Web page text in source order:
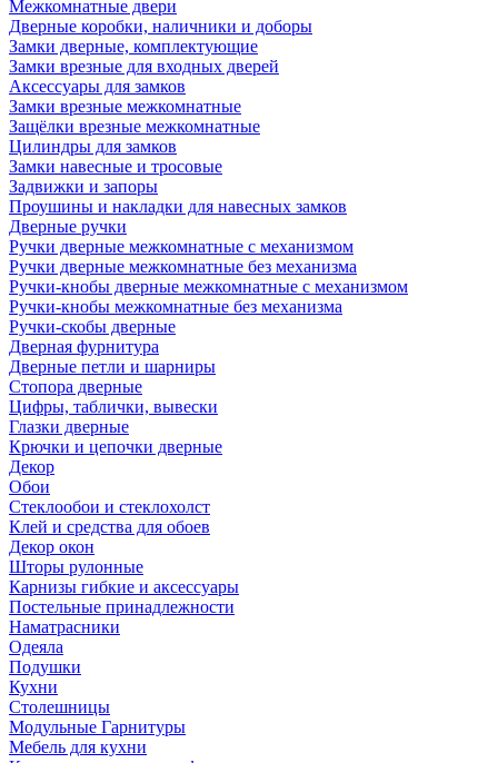
Межкомнатные двери
Дверные коробки, наличники и доборы
Замки дверные, комплектующие
Замки врезные для входных дверей
Аксессуары для замков
Замки врезные межкомнатные
Защёлки врезные межкомнатные
Цилиндры для замков
Замки навесные и тросовые
Задвижки и запоры
Проушины и накладки для навесных замков
Дверные ручки
Ручки дверные межкомнатные с механизмом
Ручки дверные межкомнатные без механизма
Ручки-кнобы дверные межкомнатные с механизмом
Ручки-кнобы межкомнатные без механизма
Ручки-скобы дверные
Дверная фурнитура
Дверные петли и шарниры
Стопора дверные
Цифры, таблички, вывески
Глазки дверные
Крючки и цепочки дверные
Декор
Обои
Стеклообои и стеклохолст
Клей и средства для обоев
Декор окон
Шторы рулонные
Карнизы гибкие и аксессуары
Постельные принадлежности
Наматрасники
Одеяла
Подушки
Кухни
Столешницы
Модульные Гарнитуры
Мебель для кухни